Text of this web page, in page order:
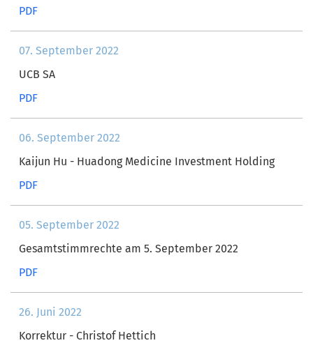
PDF
07. September 2022
UCB SA
PDF
06. September 2022
Kaijun Hu - Huadong Medicine Investment Holding
PDF
05. September 2022
Gesamtstimmrechte am 5. September 2022
PDF
26. Juni 2022
Korrektur - Christof Hettich